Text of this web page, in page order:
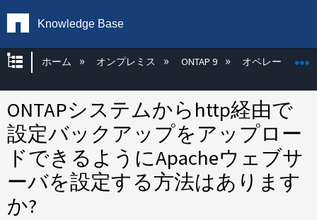
Knowledge Base
グローバル階層を展開/折りたたむ
ホーム オンプレミス ONTAP 9 オペレーティン
ONTAPシステムからhttp経由で
設定バックアップをアップロー
ドできるようにApacheウェブサ
ーバを設定する方法はあります
か?